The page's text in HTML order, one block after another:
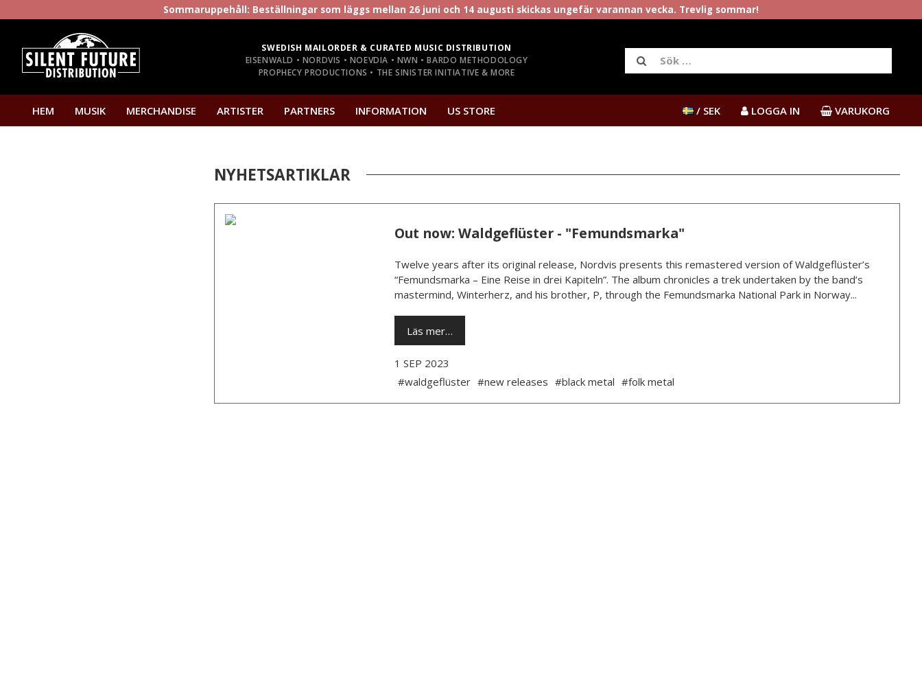
Sommaruppehåll: Beställningar som läggs mellan 26 juni och 14 augusti skickas ungefär varannan vecka. Trevlig sommar!
SWEDISH MAILORDER & CURATED MUSIC DISTRIBUTION
EISENWALD • NORDVIS • NOEVDIA • NWN • BARDO METHODOLOGY
PROPHECY PRODUCTIONS • THE SINISTER INITIATIVE & MORE
HEM MUSIK MERCHANDISE ARTISTER PARTNERS INFORMATION US STORE / SEK LOGGA IN VARUKORG
NYHETSARTIKLAR
Out now: Waldgeflüster - "Femundsmarka"
Twelve years after its original release, Nordvis presents this remastered version of Waldgeflüster’s
“Femundsmarka – Eine Reise in drei Kapiteln”. The album chronicles a trek undertaken by the band’s
mastermind, Winterherz, and his brother, P, through the Femundsmarka National Park in Norway...
Läs mer…
1 SEP 2023
#waldgeflüster #new releases #black metal #folk metal